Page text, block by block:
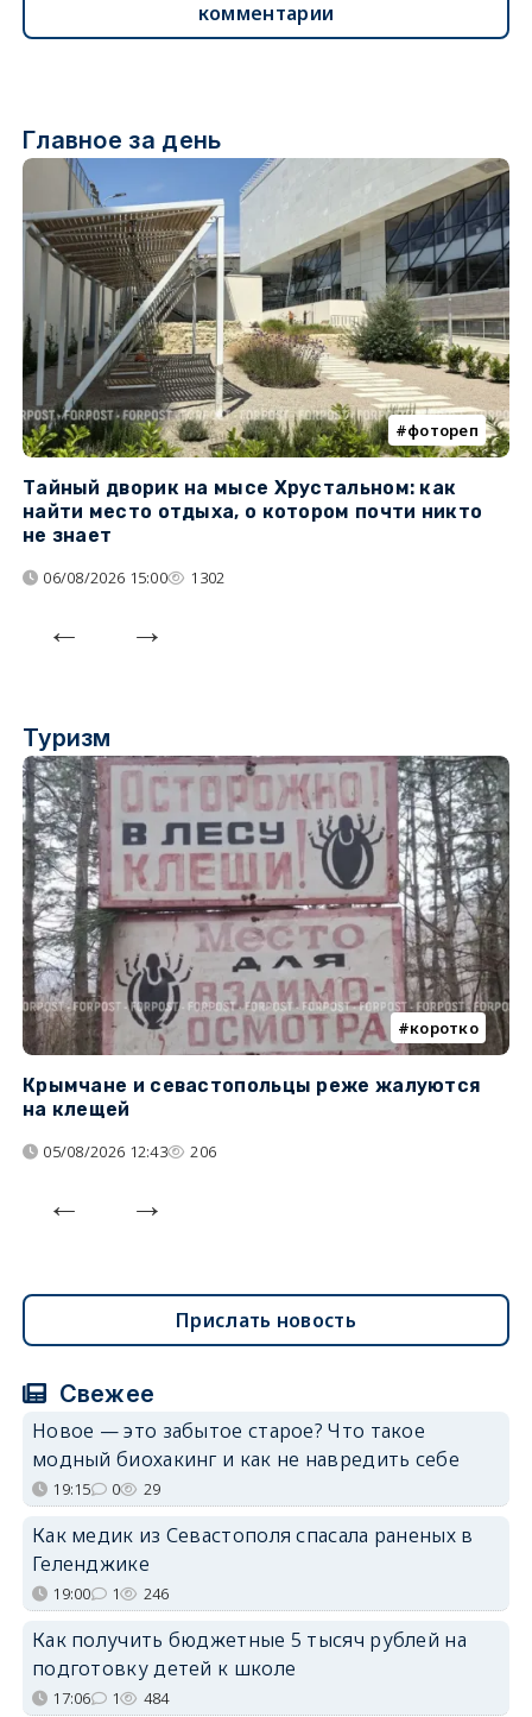
комментарии
Главное за день
фотореп
Тайный дворик на мысе Хрустальном: как
найти место отдыха, о котором почти никто
не знает
06/08/2026 15:00 1302
Туризм
коротко
Крымчане и севастопольцы реже жалуются
на клещей
05/08/2026 12:43 206
Прислать новость
Свежее
Новое — это забытое старое? Что такое
модный биохакинг и как не навредить себе
19:15 0 29
Как медик из Севастополя спасала раненых в
Геленджике
19:00 1 246
Как получить бюджетные 5 тысяч рублей на
подготовку детей к школе
17:06 1 484